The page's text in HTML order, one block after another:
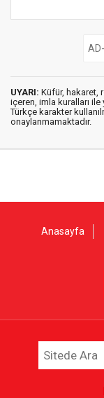
UYARI: Küfür, hakaret,
içeren, imla kuralları ile
Türkçe karakter
onaylanmamaktadır.
Anasayfa